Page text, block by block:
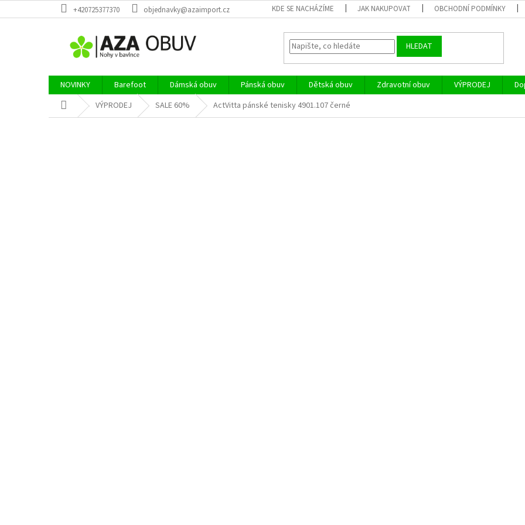
na
+420725377370 objednavky@azaimport.cz KDE SE NACHÁZÍME JAK NAKUPOVAT OBCHODNÍ PODMÍNKY
HLEDAT
NOVINKY Barefoot Dámská obuv Pánská obuv Dětská obuv Zdravotní obuv VÝPRODEJ
Domů VÝPRODEJ SALE 60% ActVitta pánské tenisky 4901.107 černé